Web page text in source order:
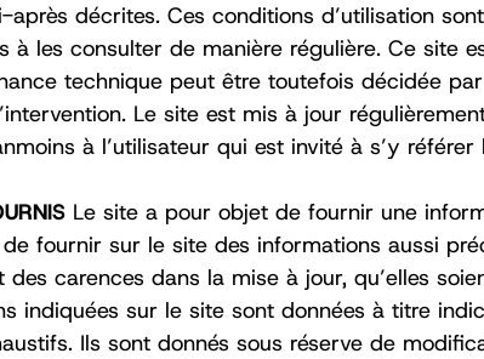
décrites. Ces conditions d’utilisation
à les consulter de manière régulière. Ce site
technique peut être toutefois décidée
Le site est mis à jour
à l’utilisateur qui est invité à s’y
Le site a pour objet de fournir une
fournir sur le site des informations aussi
carences dans la mise à jour, qu’elles
indiquées sur le site sont données à titre
Ils sont donnés sous réserve de